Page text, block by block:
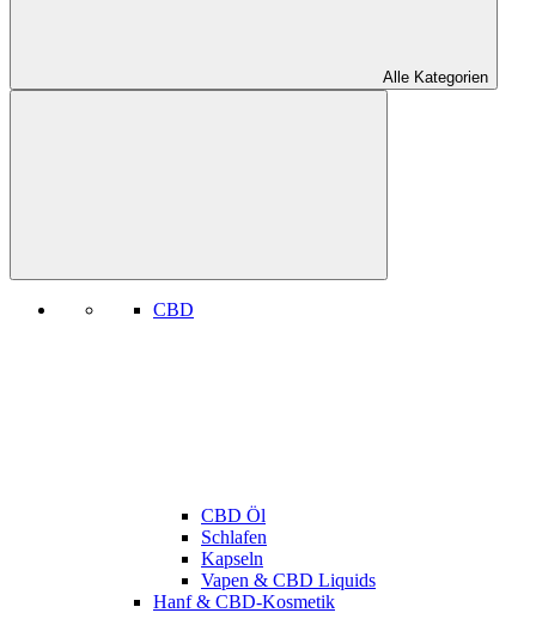
Alle Kategorien
CBD
CBD Öl
Schlafen
Kapseln
Vapen & CBD Liquids
Hanf & CBD-Kosmetik